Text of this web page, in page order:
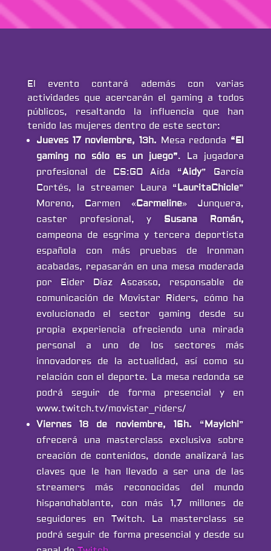
El evento contará además con varias
actividades que acercarán el gaming a todos
públicos, resaltando la influencia que han
tenido las mujeres dentro de este sector:
Jueves 17 noviembre, 13h. Mesa redonda “El
gaming no sólo es un juego”. La jugadora
profesional de CS:GO Aída “Aidy” García
Cortés, la streamer Laura “LauritaChicle”
Moreno, Carmen «Carmeline» Junquera,
caster profesional, y Susana Román,
campeona de esgrima y tercera deportista
española con más pruebas de Ironman
acabadas, repasarán en una mesa moderada
por Eider Díaz Ascasso, responsable de
comunicación de Movistar Riders, cómo ha
evolucionado el sector gaming desde su
propia experiencia ofreciendo una mirada
personal a uno de los sectores más
innovadores de la actualidad, así como su
relación con el deporte. La mesa redonda se
podrá seguir de forma presencial y en
www.twitch.tv/movistar_riders/
Viernes 18 de noviembre, 16h. “Mayichi”
ofrecerá una masterclass exclusiva sobre
creación de contenidos, donde analizará las
claves que le han llevado a ser una de las
streamers más reconocidas del mundo
hispanohablante, con más 1,7 millones de
seguidores en Twitch. La masterclass se
podrá seguir de forma presencial y desde su